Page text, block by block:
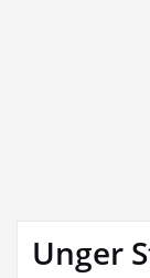
Unger